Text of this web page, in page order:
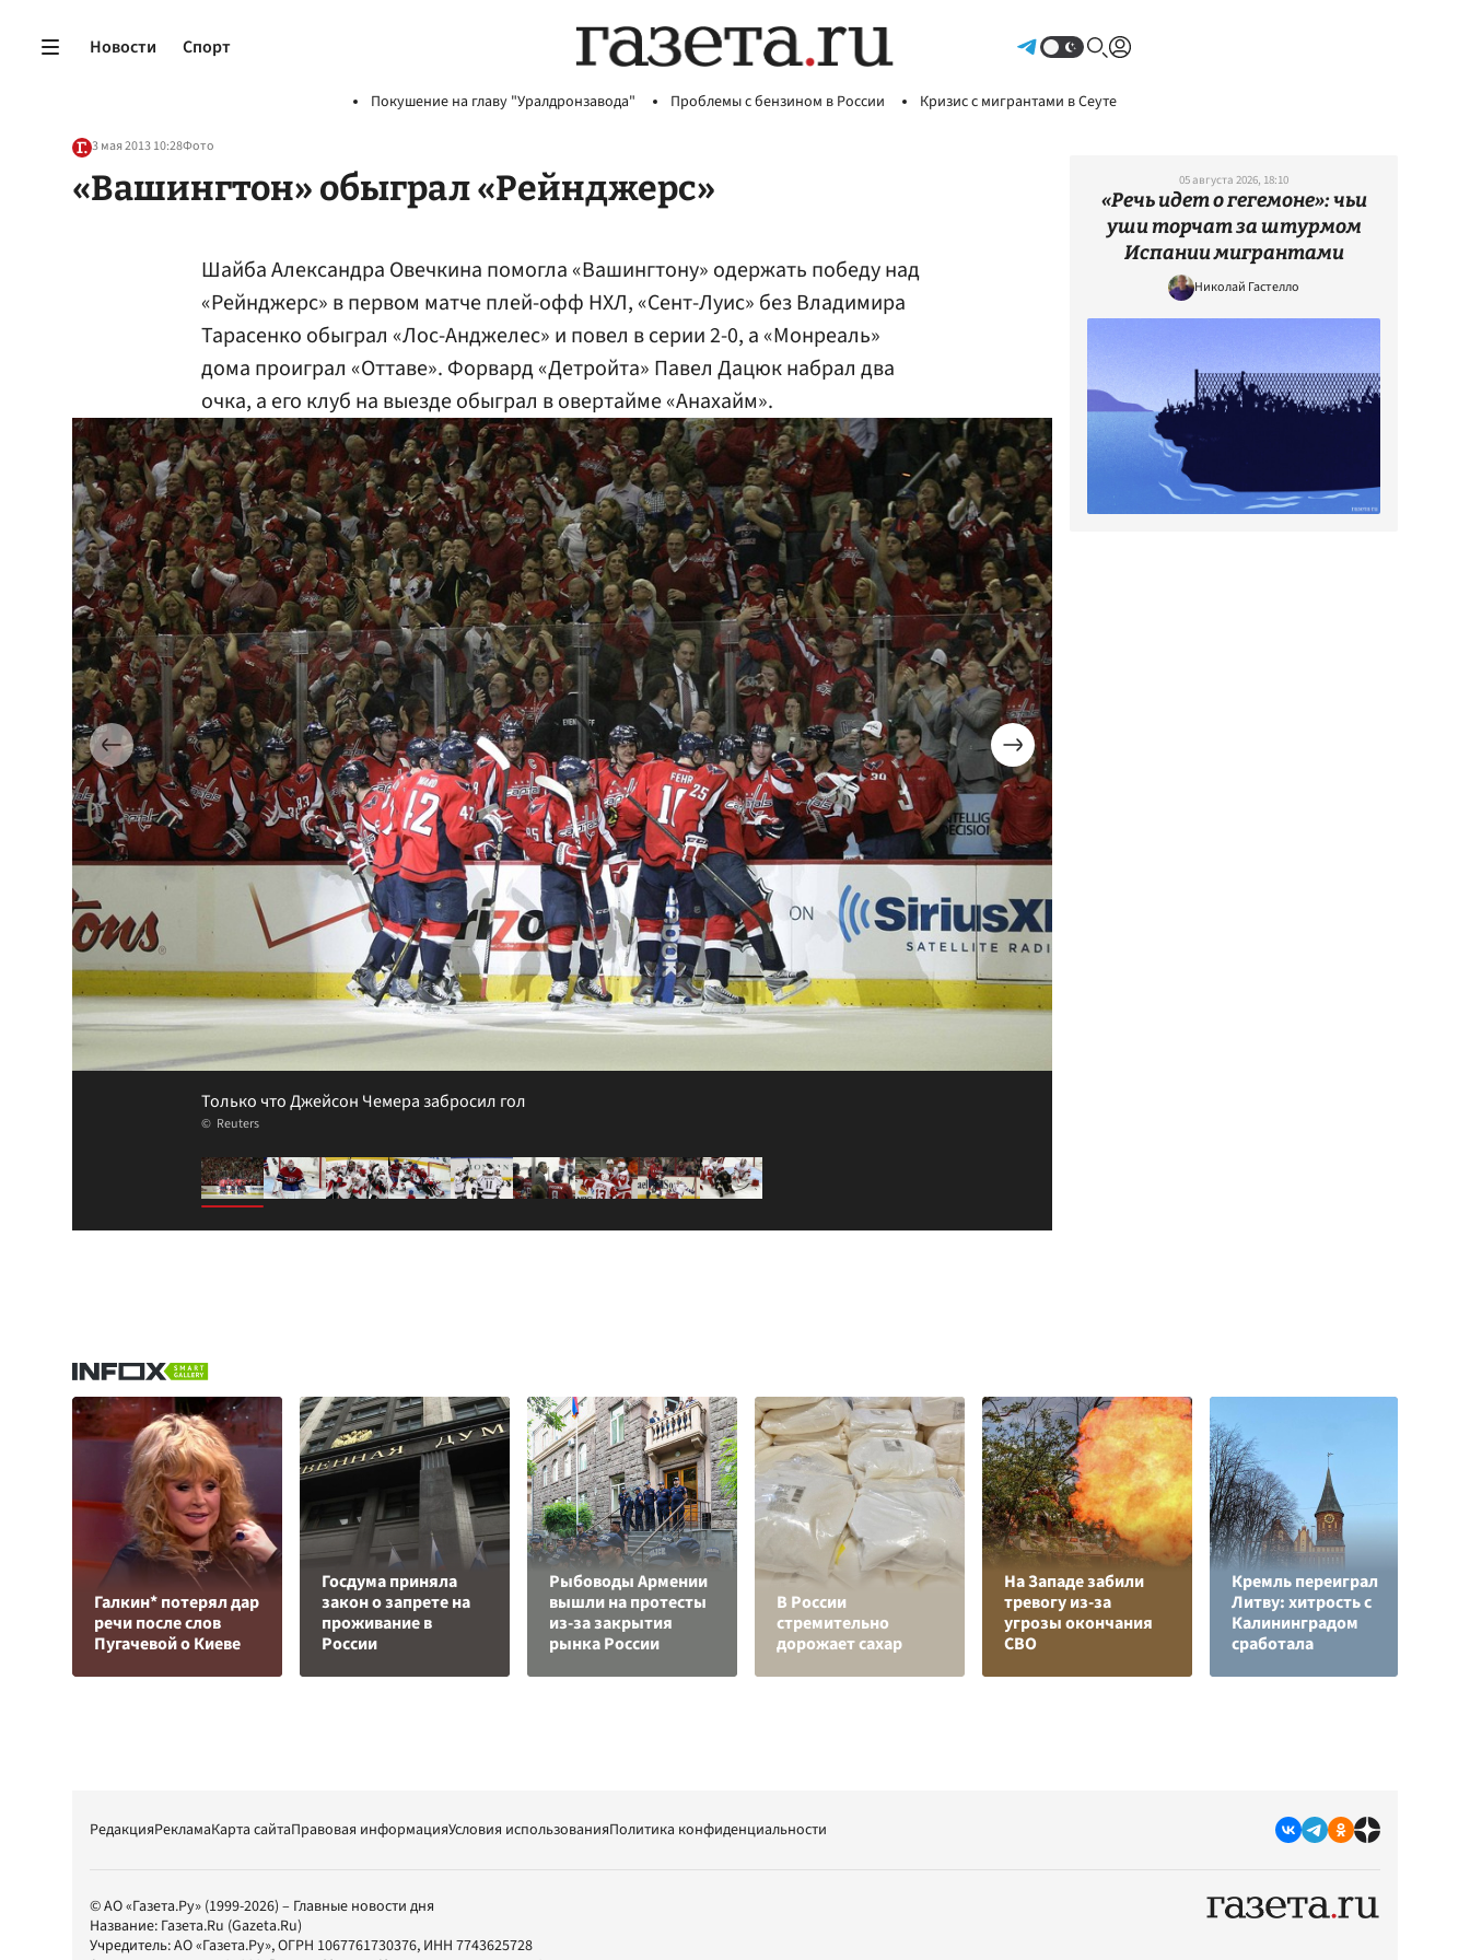
Новости Спорт
Покушение на главу "Уралдронзавода" Проблемы с бензином в России Кризис с мигрантами в Сеуте
3 мая 2013 10:28Фото
«Вашингтон» обыграл «Рейнджерс»
Шайба Александра Овечкина помогла «Вашингтону» одержать победу над
«Рейнджерс» в первом матче плей-офф НХЛ, «Сент-Луис» без Владимира
Тарасенко обыграл «Лос-Анджелес» и повел в серии 2-0, а «Монреаль»
дома проиграл «Оттаве». Форвард «Детройта» Павел Дацюк набрал два
очка, а его клуб на выезде обыграл в овертайме «Анахайм».
Только что Джейсон Чемера забросил гол
Reuters
05 августа 2026, 18:10
«Речь идет о гегемоне»: чьи
уши торчат за штурмом
Испании мигрантами
Николай Гастелло
Галкин* потерял дар
речи после слов
Пугачевой о Киеве
Госдума приняла
закон о запрете на
проживание в
России
Рыбоводы Армении
вышли на протесты
из-за закрытия
рынка России
В России
стремительно
дорожает сахар
На Западе забили
тревогу из-за
угрозы окончания
СВО
Кремль переиграл
Литву: хитрость с
Калининградом
сработала
РедакцияРекламаКарта сайтаПравовая информацияУсловия использованияПолитика конфиденциальности
© АО «Газета.Ру» (1999-2026) – Главные новости дня
Название: Газета.Ru (Gazeta.Ru)
Учредитель:АО «Газета.Ру», ОГРН 1067761730376, ИНН 7743625728